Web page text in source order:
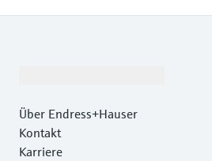
Über Endress+Hauser
Kontakt
Karriere